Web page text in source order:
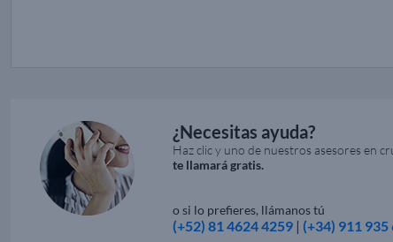
¿Necesitas ayuda?
Haz clic y uno de nuestros asesores en
te llamará gratis.
o si lo prefieres, llámanos tú
(+52) 81 4624 4259 | (+34) 911 935